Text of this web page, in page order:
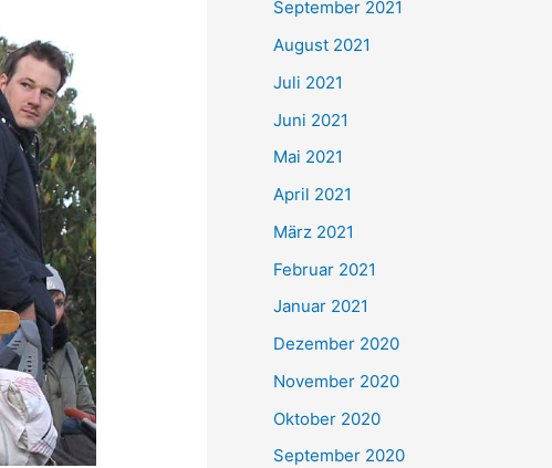
h
:
September 2021
August 2021
Juli 2021
Juni 2021
Mai 2021
April 2021
März 2021
Februar 2021
Januar 2021
Dezember 2020
November 2020
Oktober 2020
September 2020